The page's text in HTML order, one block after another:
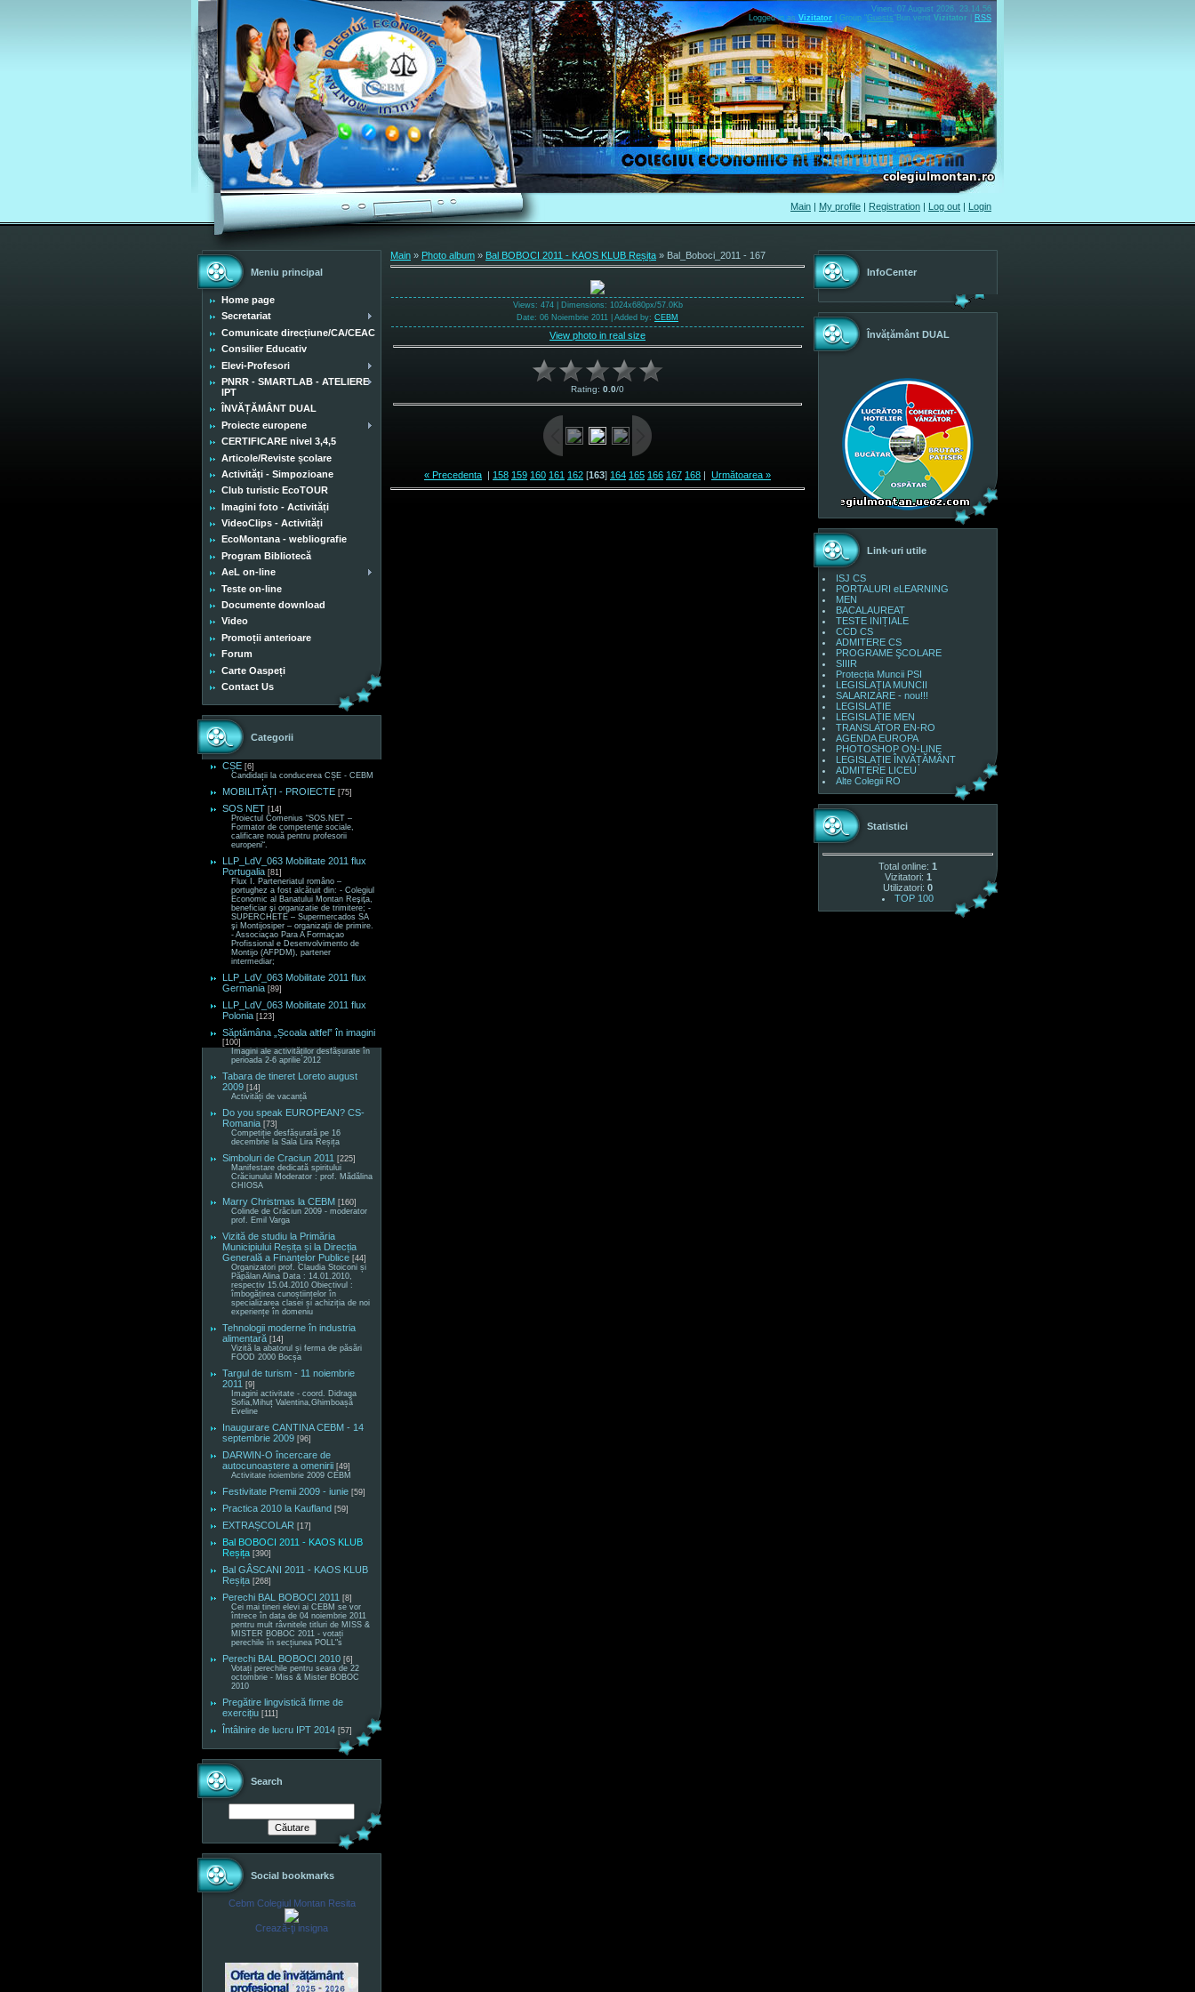
Vineri, 07 August 2026, 23.14.56
Logged in as Vizitator Group "Guests" Bun venit Vizitator RSS
Main | My profile | Registration | Log out | Login
Meniu principal
Home page
Secretariat
Comunicate direcțiune/CA/CEAC
Consilier Educativ
Elevi-Profesori
PNRR - SMARTLAB - ATELIERE
IPT
ÎNVĂȚĂMÂNT DUAL
Proiecte europene
CERTIFICARE nivel 3,4,5
Articole/Reviste școlare
Activități - Simpozioane
Club turistic EcoTOUR
Imagini foto - Activități
VideoClips - Activități
EcoMontana - webliografie
Program Bibliotecă
AeL on-line
Teste on-line
Documente download
Video
Promoții anterioare
Forum
Carte Oaspeți
Contact Us
Categorii
CȘE [6]
Candidații la conducerea CȘE - CEBM
MOBILITĂȚI - PROIECTE [75]
SOS NET [14]
Proiectul Comenius “SOS.NET –
Formator de competenţe sociale,
calificare nouă pentru profesorii
europeni“.
LLP_LdV_063 Mobilitate 2011 flux
Portugalia [81]
Flux I. Parteneriatul româno –
portughez a fost alcătuit din: - Colegiul
Economic al Banatului Montan Reşiţa,
beneficiar şi organizatie de trimitere; -
SUPERCHETE – Supermercados SA
şi Montijosiper – organizaţii de primire.
- Associaçao Para A Formaçao
Profissional e Desenvolvimento de
Montijo (AFPDM), partener
intermediar;
LLP_LdV_063 Mobilitate 2011 flux
Germania [89]
LLP_LdV_063 Mobilitate 2011 flux
Polonia [123]
Săptămâna „Școala altfel” în imagini
[100]
Imagini ale activităților desfășurate în
perioada 2-6 aprilie 2012
Tabara de tineret Loreto august
2009 [14]
Activități de vacanță
Do you speak EUROPEAN? CS-
Romania [73]
Competiție desfășurată pe 16
decembrie la Sala Lira Reșița
Simboluri de Craciun 2011 [225]
Manifestare dedicată spiritului
Crăciunului Moderator : prof. Mădălina
CHIOSA
Marry Christmas la CEBM [160]
Colinde de Crăciun 2009 - moderator
prof. Emil Varga
Vizită de studiu la Primăria
Municipiului Reșița și la Direcția
Generală a Finanțelor Publice [44]
Organizatori prof. Claudia Stoiconi și
Păpălan Alina Data : 14.01.2010,
respectiv 15.04.2010 Obiectivul :
îmbogățirea cunoștiințelor în
specializarea clasei și achiziția de noi
experiențe în domeniu
Tehnologii moderne în industria
alimentară [14]
Vizită la abatorul și ferma de păsări
FOOD 2000 Bocșa
Targul de turism - 11 noiembrie
2011 [9]
Imagini activitate - coord. Didraga
Sofia,Mihuț Valentina,Ghimboașă
Eveline
Inaugurare CANTINA CEBM - 14
septembrie 2009 [96]
DARWIN-O încercare de
autocunoaștere a omenirii [49]
Activitate noiembrie 2009 CEBM
Festivitate Premii 2009 - iunie [59]
Practica 2010 la Kaufland [59]
EXTRAȘCOLAR [17]
Bal BOBOCI 2011 - KAOS KLUB
Reșița [390]
Bal GÂSCANI 2011 - KAOS KLUB
Reșița [268]
Perechi BAL BOBOCI 2011 [8]
Cei mai tineri elevi ai CEBM se vor
întrece în data de 04 noiembrie 2011
pentru mult râvnitele titluri de MISS &
MISTER BOBOC 2011 - votați
perechile în secțiunea POLL"s
Perechi BAL BOBOCI 2010 [6]
Votați perechile pentru seara de 22
octombrie - Miss & Mister BOBOC
2010
Pregătire lingvistică firme de
exercițiu [111]
Întâlnire de lucru IPT 2014 [57]
Search
Social bookmarks
Cebm Colegiul Montan Resita
Crează-ţi insigna
Main » Photo album » Bal BOBOCI 2011 - KAOS KLUB Reșița » Bal_Boboci_2011 - 167
Views: 474 | Dimensions: 1024x680px/57.0Kb
Date: 06 Noiembrie 2011 | Added by: CEBM
View photo in real size
Rating: 0.0/0
« Precedenta | 158 159 160 161 162 [163] 164 165 166 167 168 | Următoarea »
InfoCenter
Învățământ DUAL
Link-uri utile
ISJ CS
PORTALURI eLEARNING
MEN
BACALAUREAT
TESTE INIȚIALE
CCD CS
ADMITERE CS
PROGRAME ŞCOLARE
SIIIR
Protecția Muncii PSI
LEGISLAȚIA MUNCII
SALARIZARE - nou!!!
LEGISLAȚIE
LEGISLAȚIE MEN
TRANSLATOR EN-RO
AGENDA EUROPA
PHOTOSHOP ON-LINE
LEGISLAȚIE ÎNVĂȚĂMÂNT
ADMITERE LICEU
Alte Colegii RO
Statistici
Total online: 1
Vizitatori: 1
Utilizatori: 0
TOP 100